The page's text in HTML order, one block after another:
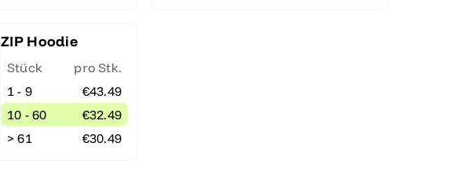
ZIP Hoodie
Stück
pro Stk.
1 - 9
€43.49
10 - 60
€32.49
> 61
€30.49